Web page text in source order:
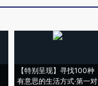
【特别呈现】寻找100种
有意思的生活方式·第一对